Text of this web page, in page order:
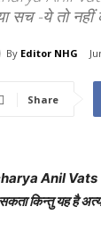
सच -ये तो
By Editor NHG
Share
Anil Vats की
किन्तु यह है